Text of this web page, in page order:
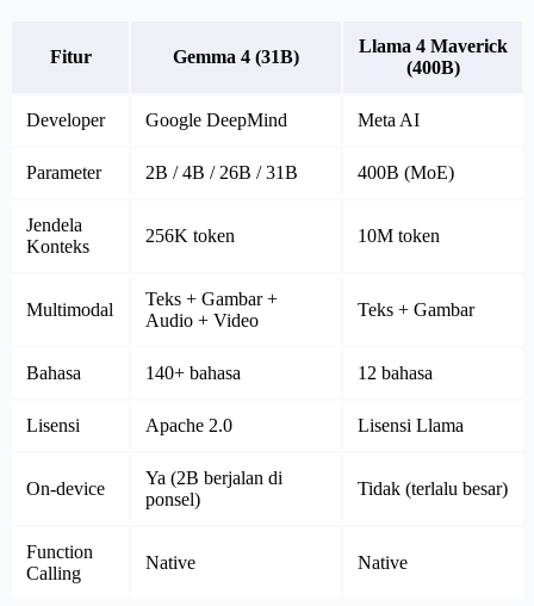
Fitur Gemma 4 (31B)
Llama 4 Maverick
(400B)
Developer Google DeepMind Meta AI
Parameter 2B / 4B / 26B / 31B 400B (MoE)
Jendela
Konteks
256K token 10M token
Multimodal
Teks + Gambar +
Audio + Video
Teks + Gambar
Bahasa 140+ bahasa 12 bahasa
Lisensi Apache 2.0 Lisensi Llama
On-device
Ya (2B berjalan di
ponsel)
Tidak (terlalu besar)
Function
Calling
Native Native